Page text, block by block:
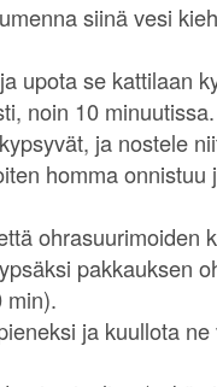
siinä vesi
upota se kattilaan
noin 10
ja nostele
homma onnistuu
ohrasuurimoiden
pakkauksen
min).
ja kuullota ne